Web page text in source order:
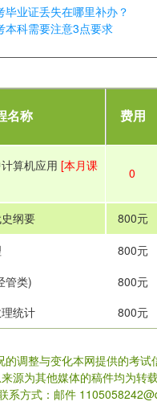
毕业证丢失在哪里补办？
本科需要注意3点要求
名称 费用
算机应用 [本月课
0
纲要 800元
800元
管类) 800元
统计 800元
调整与变化本网提供的考试
源为其他媒体的稿件均为转
系方式：邮件